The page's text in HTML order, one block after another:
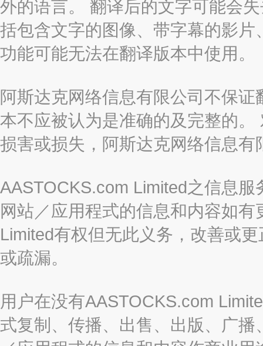
外的语言。 翻译后的文字可能会
括包含文字的图像、带字幕的影
功能可能无法在翻译版本中使用。
阿斯达克网络信息有限公司不保
本不应被认为是准确的及完整的
损害或损失，阿斯达克网络信息
AASTOCKS.com Limited之信息
网站／应用程式的信息和内容如
Limited有权但无此义务，改善或
或疏漏。
用户在没有AASTOCKS.com
式复制、传播、出售、出版、广